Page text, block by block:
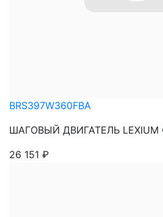
BRS397W360FBA
ШАГОВЫЙ ДВИГАТЕЛЬ LEXIUM
26 151 ₽